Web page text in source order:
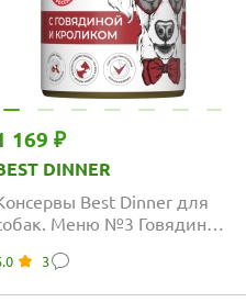
169 ₽
DINNER
Best Dinner для
Меню №3 Говядина с
3